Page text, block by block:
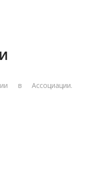
в Ассоциации.